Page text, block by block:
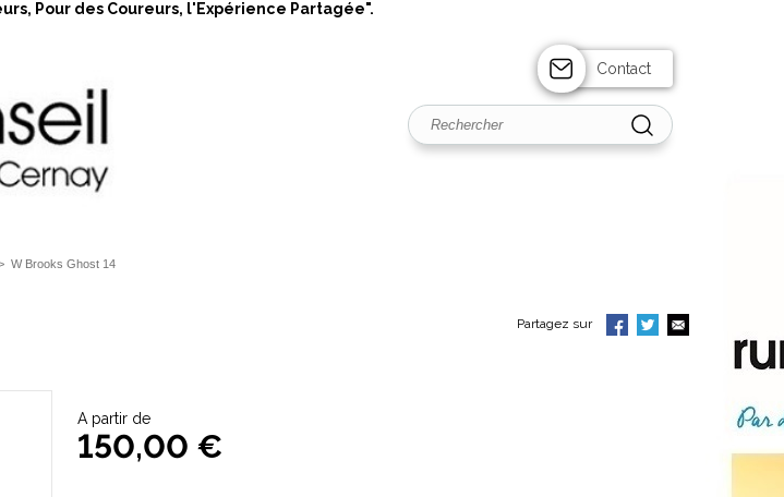
Pour des Coureurs, l'Expérience Partagée".
Contact
W Brooks Ghost 14
Partagez sur
A partir de
150,00 €